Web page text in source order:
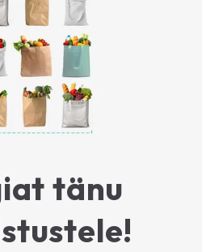
tänu